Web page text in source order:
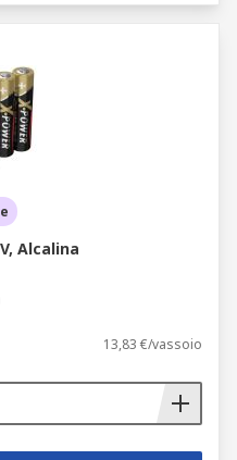
Alcalina
13,83 €/vassoio